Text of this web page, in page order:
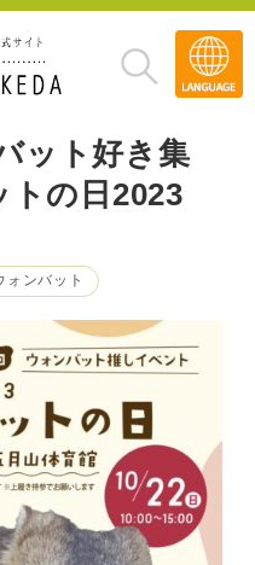
ット好き集
トの日2023
ォンバット
»